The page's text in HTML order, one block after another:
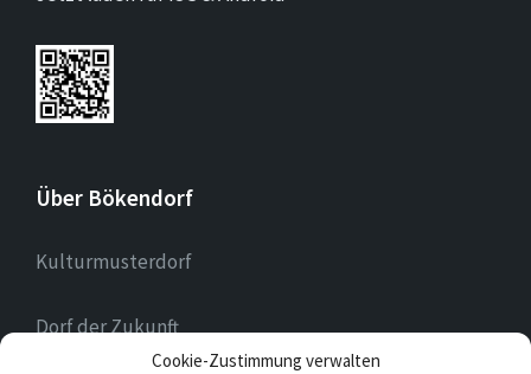
Cookie-Zustimmung verwalten
Über Bökendorf
Kulturmusterdorf
Dorf der Zukunft